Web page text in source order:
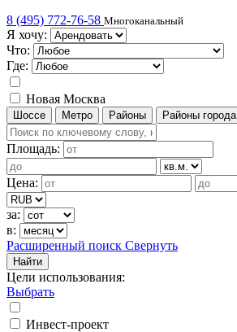
8 (495) 772-76-58 Многоканальный
Я хочу:
Что:
Где:
Новая Москва
Шоссе Метро Районы Районы города
Площадь:
Цена:
за:
в:
Расширенный поиск Свернуть
Найти
Цели использования:
Выбрать
Инвест-проект